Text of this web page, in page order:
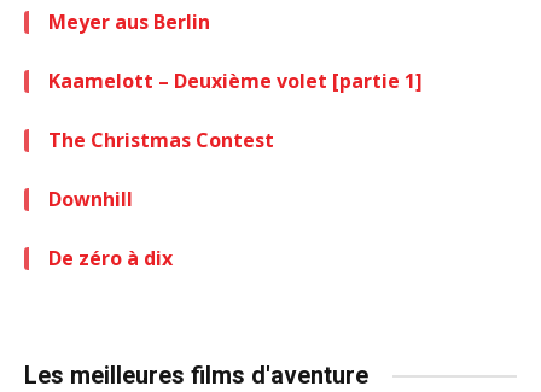
Meyer aus Berlin
Kaamelott – Deuxième volet [partie 1]
The Christmas Contest
Downhill
De zéro à dix
Les meilleures films d'aventure